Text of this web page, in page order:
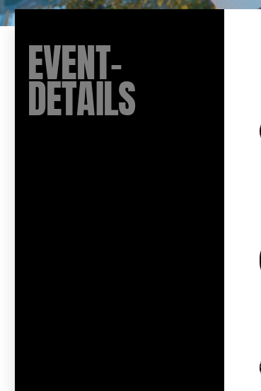
EVENT-
DETAILS